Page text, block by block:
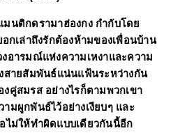
อกเล่าถึงรักต้องห้ามของเพื่อนบ้าน
อารมณ์แห่งความเหงาและความ
สายสัมพันธ์แน่นแฟ้นระหว่างกัน
คู่สมรส อย่างไรก็ตามพวกเขา
มผูกพันธ์ไว้อย่างเงียบๆ และ
ไม่ให้ทำผิดแบบเดียวกันนี้อีก